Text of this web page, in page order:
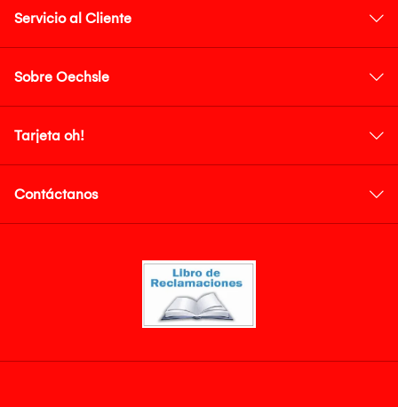
Servicio al Cliente
Sobre Oechsle
Tarjeta oh!
Contáctanos